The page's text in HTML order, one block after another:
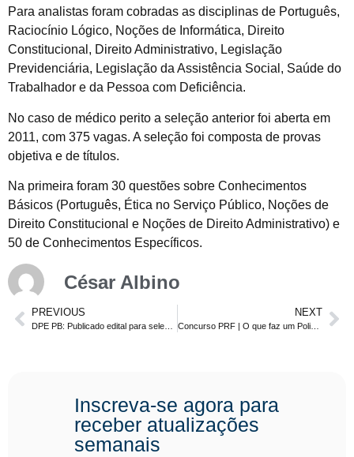
Para analistas foram cobradas as disciplinas de Português,
Raciocínio Lógico, Noções de Informática, Direito
Constitucional, Direito Administrativo, Legislação
Previdenciária, Legislação da Assistência Social, Saúde do
Trabalhador e da Pessoa com Deficiência.
No caso de médico perito a seleção anterior foi aberta em
2011, com 375 vagas. A seleção foi composta de provas
objetiva e de títulos.
Na primeira foram 30 questões sobre Conhecimentos
Básicos (Português, Ética no Serviço Público, Noções de
Direito Constitucional e Noções de Direito Administrativo) e
50 de Conhecimentos Específicos.
César Albino
PREVIOUS
DPE PB: Publicado edital para seleção simplificada com 130 vagas + cadastro de reserva
NEXT
Concurso PRF | O que faz um Policial Rodoviário Federal?
Inscreva-se agora para
receber atualizações
semanais